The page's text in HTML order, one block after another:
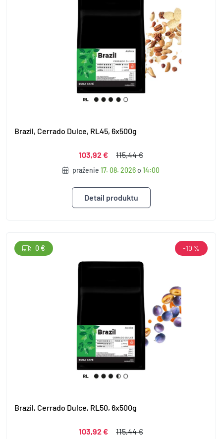
Brazil, Cerrado Dulce, RL45, 6x500g
103,92 € 115,44 €
praženie 17. 08. 2026o 14:00
Detail produktu
Brazil, Cerrado Dulce, RL50, 6x500g
103,92 € 115,44 €
0 € -10 %